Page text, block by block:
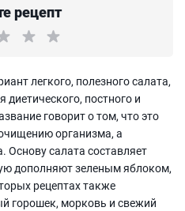
рецепт
легкого, полезного салата,
постного и
говорит о том, что это
организма, а
Основу салата составляет
дополняют зеленым яблоком,
рецептах также
горошек, морковь и свежий